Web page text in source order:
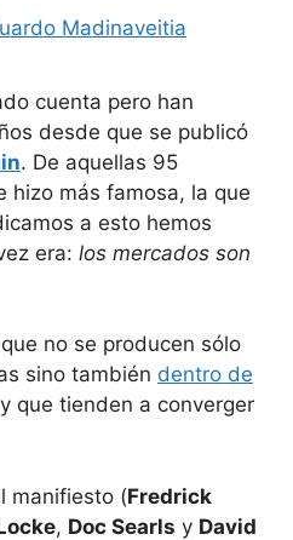
Madinaveitia
cuenta pero han
desde que se publicó
. De aquellas 95
hizo más famosa, la que
a esto hemos
era: los mercados son
no se producen sólo
sino también dentro de
que tienden a converger
manifiesto (Fredrick
, Doc Searls y David